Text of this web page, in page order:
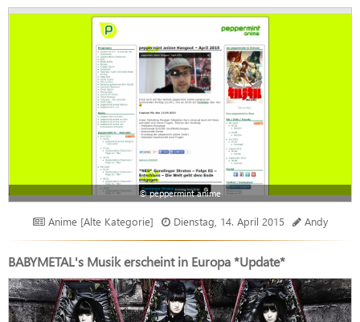
© peppermint anime
Anime [Alte Kategorie] Dienstag, 14. April 2015 Andy
BABYMETAL's Musik erscheint in Europa *Update*